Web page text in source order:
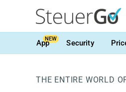
AppNEW Security
THE ENTIRE WORLD